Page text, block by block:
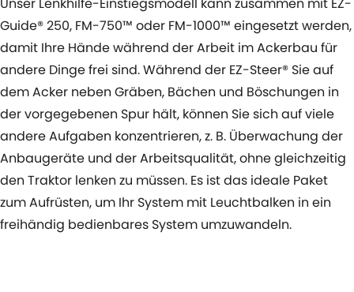
Guide® 250, FM-750™ oder FM-1000™ eingesetzt werden,
damit Ihre Hände während der Arbeit im Ackerbau für
andere Dinge frei sind. Während der EZ-Steer® Sie auf
dem Acker neben Gräben, Bächen und Böschungen in
der vorgegebenen Spur hält, können Sie sich auf viele
andere Aufgaben konzentrieren, z. B. Überwachung der
Anbaugeräte und der Arbeitsqualität, ohne gleichzeitig
den Traktor lenken zu müssen. Es ist das ideale Paket
zum Aufrüsten, um Ihr System mit Leuchtbalken in ein
freihändig bedienbares System umzuwandeln.